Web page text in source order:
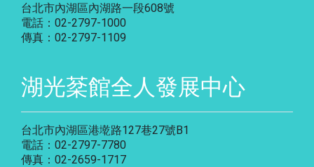
台北市內湖區內湖路一段608號
電話：02-2797-1000
傳真：02-2797-1109
湖光棻館全人發展中心
台北市內湖區港墘路127巷27號B1
電話：02-2797-7780
傳真：02-2659-1717